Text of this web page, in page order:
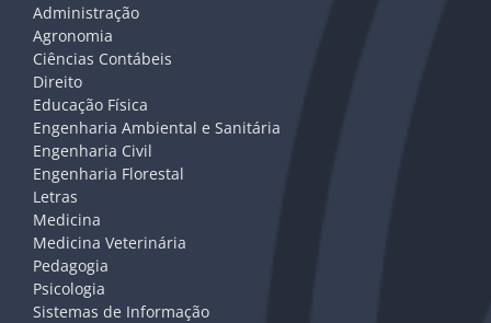
Administração
Agronomia
Ciências Contábeis
Direito
Educação Física
Engenharia Ambiental e Sanitária
Engenharia Civil
Engenharia Florestal
Letras
Medicina
Medicina Veterinária
Pedagogia
Psicologia
Sistemas de Informação